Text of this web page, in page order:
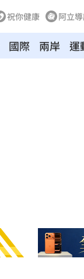
祝你健康 阿立
國際 兩岸 運